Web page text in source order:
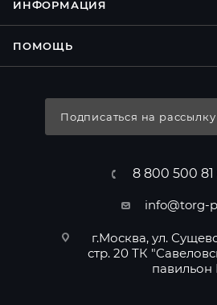
ИНФОРМАЦИЯ
ПОМОЩЬ
Подписаться на рассылку
8 800 500
info@torg-
г.Москва, ул.
стр. 20 ТК
павильон